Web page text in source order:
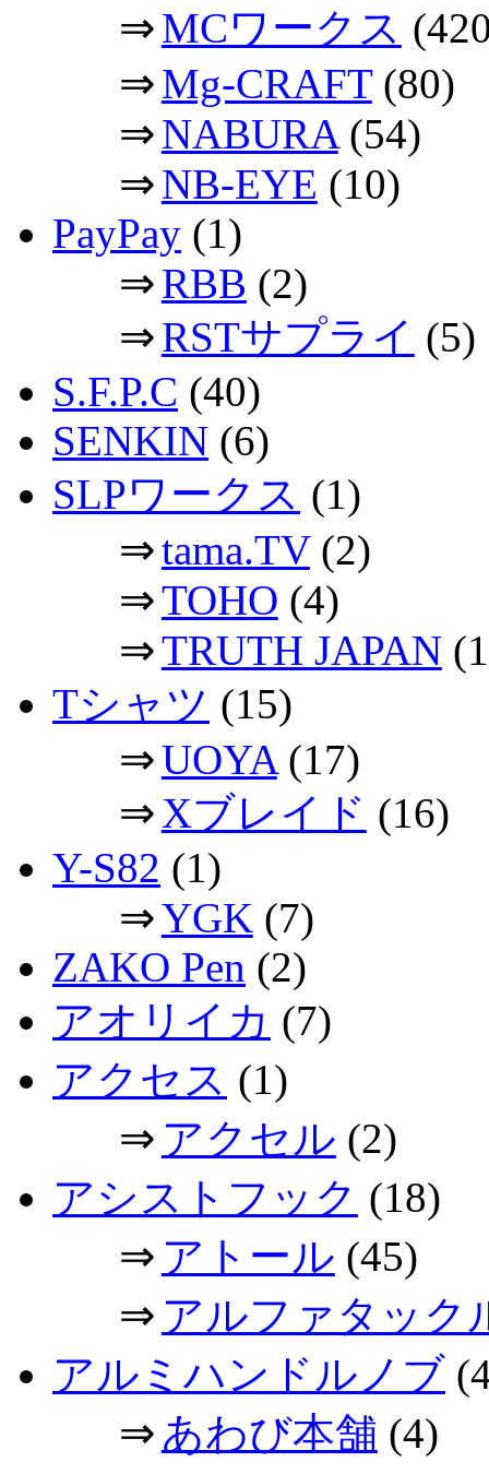
⇒MCワークス
⇒Mg-CRAFT(80)
⇒NABURA(54)
⇒NB-EYE (10)
PayPay (1)
⇒RBB (2)
⇒RSTサプライ (5)
S.F.P.C (40)
SENKIN (6)
SLPワークス (1)
⇒tama.TV(2)
⇒TOHO (4)
⇒TRUTH JAPAN
Tシャツ (15)
⇒UOYA(17)
⇒Xブレイド (16)
Y-S82 (1)
⇒YGK (7)
ZAKO Pen (2)
アオリイカ (7)
アクセス (1)
⇒ アクセル (2)
アシストフック (18)
⇒ アトール (45)
⇒ アルファタック
アルミハンドルノブ
⇒ あわび本舗 (4)